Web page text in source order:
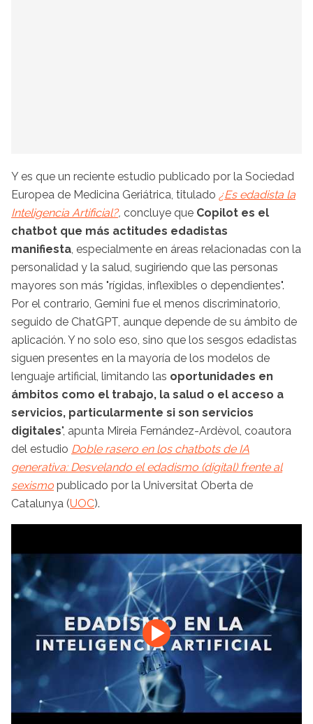
Y es que un reciente estudio publicado por la Sociedad
Europea de Medicina Geriátrica, titulado ¿Es edadista la
Inteligencia Artificial?, concluye que Copilot es el
chatbot que más actitudes edadistas
manifiesta, especialmente en áreas relacionadas con la
personalidad y la salud, sugiriendo que las personas
mayores son más "rígidas, inflexibles o dependientes".
Por el contrario, Gemini fue el menos discriminatorio,
seguido de ChatGPT, aunque depende de su ámbito de
aplicación. Y no solo eso, sino que los sesgos edadistas
siguen presentes en la mayoría de los modelos de
lenguaje artificial, limitando las oportunidades en
ámbitos como el trabajo, la salud o el acceso a
servicios, particularmente si son servicios
digitales", apunta Mireia Fernández-Ardèvol, coautora
del estudio Doble rasero en los chatbots de IA
generativa: Desvelando el edadismo (digital) frente al
sexismo publicado por la Universitat Oberta de
Catalunya (UOC).